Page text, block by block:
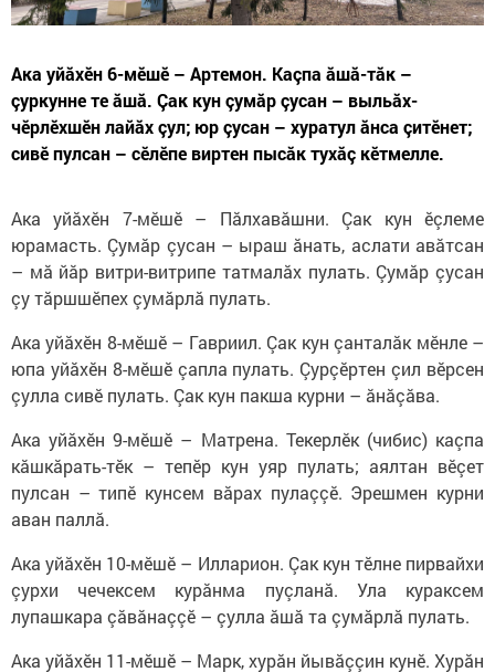
Ака уйăхӗн 6-­мӗшӗ – Артемон. Каçпа ăшă-­тăк –
çуркунне те ăшă. Çак кун çумăр çусан – выльăх­-
чӗрлӗхшӗн лайăх çул; юр çусан – хуратул ăнса çитӗнет;
сивӗ пулсан – сӗлӗпе виртен пысăк тухăç кӗтмелле.
Ака уйăхӗн 7-мӗшӗ – Пăлхавăшни. Çак кун ӗçлеме
юрамасть. Çумăр çусан – ыраш ăнать, аслати авăтсан
– мă йăр витри-витрипе татмалăх пулать. Çумăр çусан
çу тăршшӗпех çумăрлă пулать.
Ака уйăхӗн 8-мӗшӗ – Гавриил. Çак кун çанталăк мӗнле –
юпа уйăхӗн 8-мӗшӗ çапла пулать. Çурçӗртен çил вӗрсен
çулла сивӗ пулать. Çак кун пакша курни – ăнăçăва.
Ака уйăхӗн 9-мӗшӗ – Матрена. Текерлӗк (чибис) каçпа
кăшкăрать-тӗк – тепӗр кун уяр пулать; аялтан вӗçет
пулсан – типӗ кунсем вăрах пулаççӗ. Эрешмен курни
аван паллă.
Ака уйăхӗн 10-мӗшӗ – Илларион. Çак кун тӗлне пирвайхи
çурхи чечексем курăнма пуçланă. Ула кураксем
лупашкара çăвăнаççӗ – çулла ăшă та çумăрлă пулать.
Ака уйăхӗн 11-мӗшӗ – Марк, хурăн йывăççин кунӗ. Хурăн